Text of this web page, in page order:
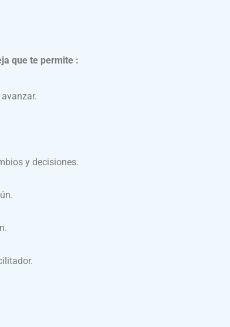
que te permite :
y decisiones.